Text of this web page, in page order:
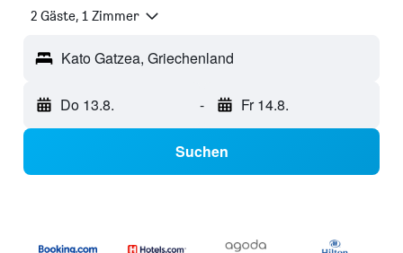
2 Gäste, 1 Zimmer
Kato Gatzea, Griechenland
Do 13.8. - Fr 14.8.
Suchen